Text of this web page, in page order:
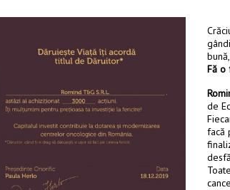
Fă o
de
facă